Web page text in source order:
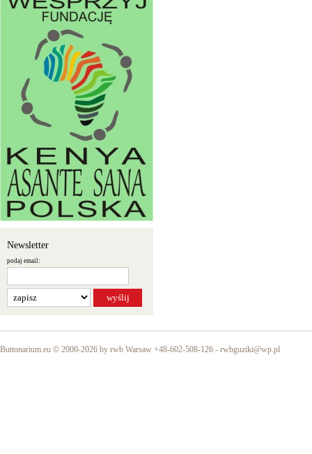
Newsletter
podaj email:
Buttonarium.eu © 2000-2026 by rwb Warsaw +48-602-508-126 - rwbguziki@wp.pl